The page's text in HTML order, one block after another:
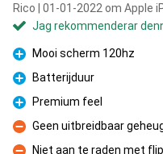
Rico | 01-01-2022 om Apple
Jag rekommenderar
Fördelar
Mooi scherm 120hz
Fördelar
Batterijduur
Fördelar
Premium feel
Nackdelar
Geen uitbreidbaar
Niet aan te raden met